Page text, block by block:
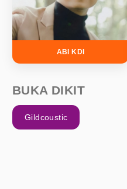
ABI KDI
BUKA DIKIT
Gildcoustic